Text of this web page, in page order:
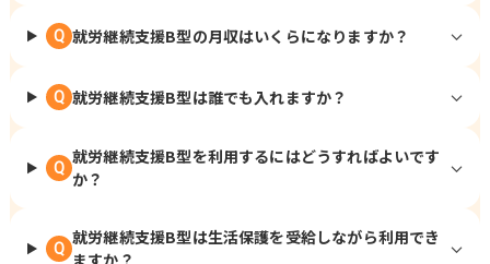
Q 就労継続支援B型の月収はいくらになりますか？
Q 就労継続支援B型は誰でも入れますか？
Q
就労継続支援B型を利用するにはどうすればよいです
か？
Q
就労継続支援B型は生活保護を受給しながら利用でき
ますか？